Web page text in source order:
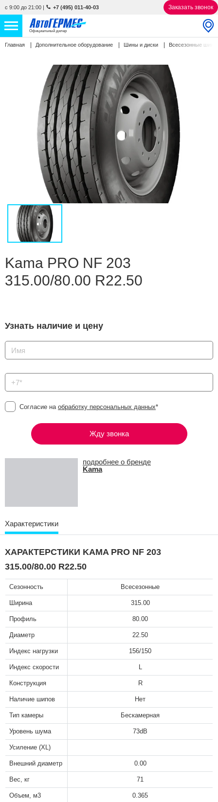
с 9:00 до 21:00 | +7 (495) 011-40-03 Заказать звонок
Официальный дилер
НОВЫЕ АВТОМОБИЛИ 4771 авто
С ПРОБЕГОМ 855 авто
О КОМПАНИИ
КОНТАКТЫ
Избранное
Сравнение
Главная Дополнительное оборудование Шины и диски Всесезонные
Kama PRO NF 203
315.00/80.00 R22.50
Узнать наличие и цену
Согласие на обработку персональных данных*
Жду звонка
подробнее о бренде
Kama
Характеристики
ХАРАКТЕРСТИКИ KAMA PRO NF 203
315.00/80.00 R22.50
Сезонность Всесезонные
Ширина 315.00
Профиль 80.00
Диаметр 22.50
Индекс нагрузки 156/150
Индекс скорости L
Конструкция R
Наличие шипов Нет
Тип камеры Бескамерная
Уровень шума 73dB
Усиление (XL)
Внешний диаметр 0.00
Вес, кг 71
Объем, м3 0.365